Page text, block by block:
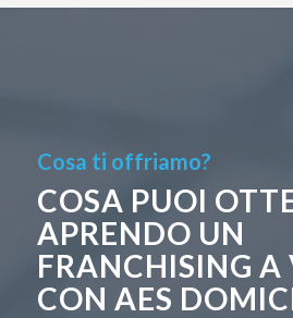
Cosa ti offriamo?
COSA PUOI
APRENDO UN
FRANCHISING A
CON AES